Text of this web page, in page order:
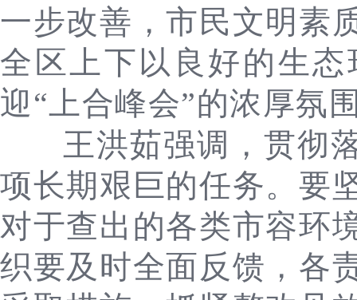
一步改善，市民文明素
全区上下以良好的生
迎“上合峰会”的浓厚氛
王洪茹强调，贯彻
项长期艰巨的任务。要
对于查出的各类市容环
织要及时全面反馈，各